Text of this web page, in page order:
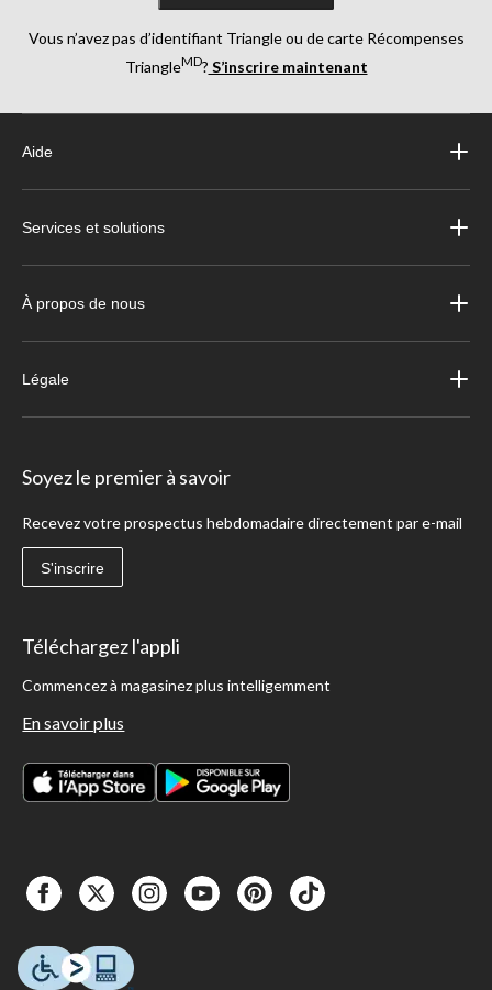
Vous n’avez pas d’identifiant Triangle ou de carte Récompenses
TriangleMD? S’inscrire maintenant
Aide
Services et solutions
À propos de nous
Légale
Soyez le premier à savoir
Recevez votre prospectus hebdomadaire directement par e-mail
S'inscrire
Téléchargez l'appli
Commencez à magasinez plus intelligemment
En savoir plus